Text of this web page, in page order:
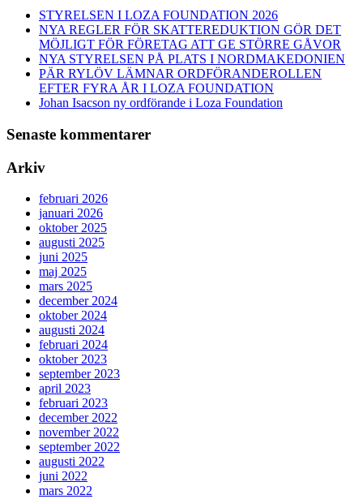
STYRELSEN I LOZA FOUNDATION 2026
NYA REGLER FÖR SKATTEREDUKTION GÖR DET
MÖJLIGT FÖR FÖRETAG ATT GE STÖRRE GÅVOR
NYA STYRELSEN PÅ PLATS I NORDMAKEDONIEN
PÄR RYLÖV LÄMNAR ORDFÖRANDEROLLEN
EFTER FYRA ÅR I LOZA FOUNDATION
Johan Isacson ny ordförande i Loza Foundation
Senaste kommentarer
Arkiv
februari 2026
januari 2026
oktober 2025
augusti 2025
juni 2025
maj 2025
mars 2025
december 2024
oktober 2024
augusti 2024
februari 2024
oktober 2023
september 2023
april 2023
februari 2023
december 2022
november 2022
september 2022
augusti 2022
juni 2022
mars 2022